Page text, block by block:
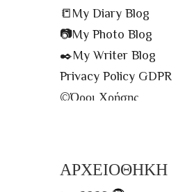
📒My Diary Blog
📷My Photo Blog
✒️My Writer Blog
Privacy Policy GDPR
©️Όροι Χρήσης
ΑΡΧΕΙΟΘΗΚΗ